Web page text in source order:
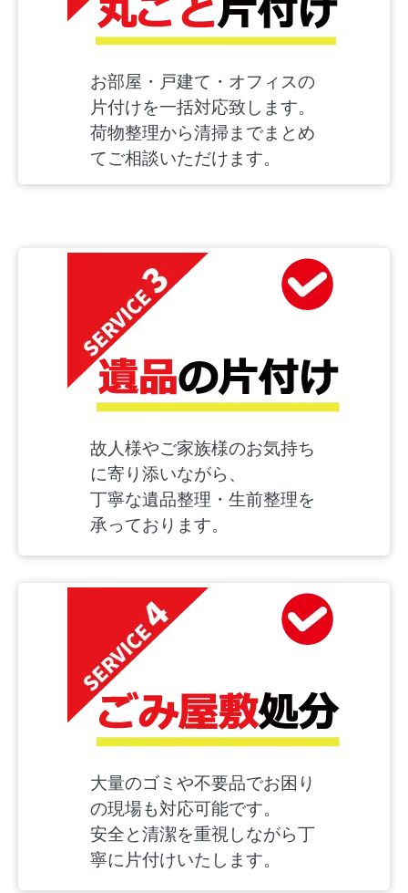
お部屋・戸建て・オフィスの
片付けを一括対応致します。
荷物整理から清掃までまとめ
てご相談いただけます。
故人様やご家族様のお気持ち
に寄り添いながら、
丁寧な遺品整理・生前整理を
承っております。
大量のゴミや不要品でお困り
の現場も対応可能です。
安全と清潔を重視しながら丁
寧に片付けいたします。